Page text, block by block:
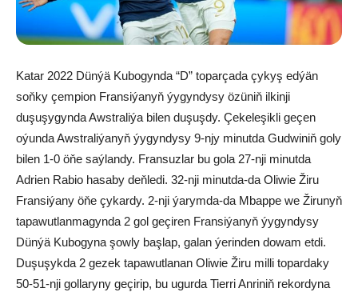
Katar 2022 Dünýä Kubogynda “D” toparçada çykyş edýän
soňky çempion Fransiýanyň ýygyndysy özüniň ilkinji
duşuşygynda Awstraliýa bilen duşuşdy. Çekeleşikli geçen
oýunda Awstraliýanyň ýygyndysy 9-njy minutda Gudwiniň goly
bilen 1-0 öňe saýlandy. Fransuzlar bu gola 27-nji minutda
Adrien Rabio hasaby deňledi. 32-nji minutda-da Oliwie Žiru
Fransiýany öňe çykardy. 2-nji ýarymda-da Mbappe we Žirunyň
tapawutlanmagynda 2 gol geçiren Fransiýanyň ýygyndysy
Dünýä Kubogyna şowly başlap, galan ýerinden dowam etdi.
Duşuşykda 2 gezek tapawutlanan Oliwie Žiru milli topardaky
50-51-nji gollaryny geçirip, bu ugurda Tierri Anriniň rekordyna